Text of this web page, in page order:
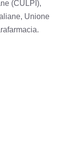
(CULPI),
Unione